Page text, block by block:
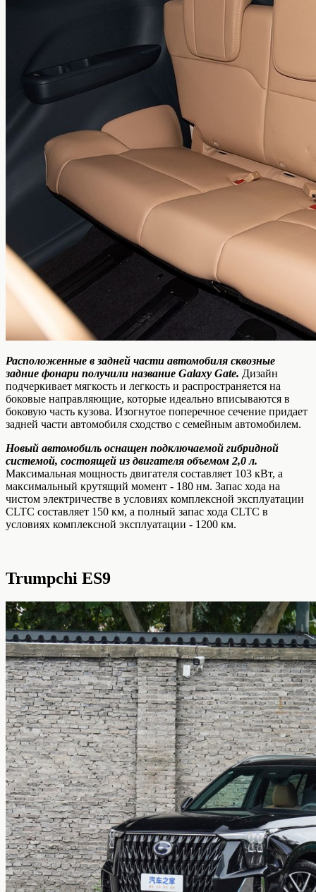
Расположенные в задней части автомобиля сквозные
задние фонари получили название Galaxy Gate. Дизайн
подчеркивает мягкость и легкость и распространяется на
боковые направляющие, которые идеально вписываются в
боковую часть кузова. Изогнутое поперечное сечение придает
задней части автомобиля сходство с семейным автомобилем.
Новый автомобиль оснащен подключаемой гибридной
системой, состоящей из двигателя объемом 2,0 л.
Максимальная мощность двигателя составляет 103 кВт, а
максимальный крутящий момент - 180 нм. Запас хода на
чистом электричестве в условиях комплексной эксплуатации
CLTC составляет 150 км, а полный запас хода CLTC в
условиях комплексной эксплуатации - 1200 км.
Trumpchi ES9